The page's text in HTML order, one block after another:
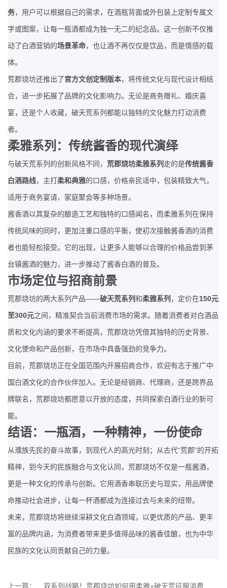
务，用户可以根据自己的需求，在酒瓶背面或外包装上定制专属文
字或图案，让每一瓶酒都成为独一无二的纪念品。这一创新不仅推
动了白酒营销的场景革命，也让酒不再仅仅是饮品，而是情感的载
体。
荒郡烧坊还推出了 官方文创定制版本，将传统文化与现代设计相结
合，进一步拓展了品牌的文化影响力。无论是商务赠礼、婚庆喜
宴，还是个人收藏，破天荒系列都能以独特的文化魅力打动消费
者。
柔雅系列：传统酱香的现代演绎
与破天荒系列的创新风格不同， 荒郡烧坊柔雅系列 走的是传统酱香
白酒路线，主打 柔和典雅的口感，价格亲民适中，包装精致大气，
适用于商务宴请、家庭聚会等多种场景。
酱香酒以其复杂的酿造工艺和独特的口感闻名，而柔雅系列在保持
传统风味的同时，更加注重口感的平衡，使初次接触酱香酒的消费
者也能轻松接受。它的出现，让更多人能够以合理的价格品尝到茅
台镇酱酒的魅力，进一步推动了酱香白酒的普及。
市场定位与招商前景
荒郡烧坊的两大系列产品——破天荒系列 和柔雅系列 ，定价在150元
至300元之间，精准契合当前消费市场的需求。随着消费者对白酒品
质和文化内涵的要求不断提高，荒郡烧坊凭借其独特的历史背景、
文化使命和产品创新，在市场中具备强劲的竞争力。
目前，荒郡烧坊正在全国范围内开展招商合作，欢迎有志于推广中
国白酒文化的合作伙伴加入。无论是经销商、代理商，还是跨界品
牌联名，荒郡烧坊都愿意以开放的态度，共同探索白酒行业的新可
能。
结语：一瓶酒，一种精神，一份使命
从濮族先民的奋斗故事，到现代人的高光时刻；从古代“荒郡”的开拓
精神，到今天的民族融合与文化认同，荒郡烧坊不仅是一瓶酱酒，
更是一种文化的传承与创新。它用酒香串联历史与现实，用品牌使
命推动社会进步，让每一杯酒都成为连接过去与未来的纽带。
未来，荒郡烧坊将继续深耕文化白酒领域，以更优质的产品、更丰
富的品牌内涵，为消费者带来更多值得品味的酱香佳酿，也为中华
民族的文化认同贡献自己的力量。
上一篇： 双系列战略！荒郡烧坊如何用柔雅+破天荒征服消费